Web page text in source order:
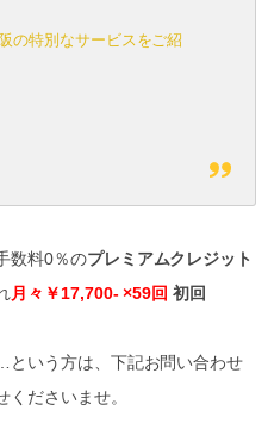
の特別なサービスをご紹
数料0％のプレミアムクレジット
月々￥17,700- ×59回 初回
いう方は、下記お問い合わせ
ださいませ。